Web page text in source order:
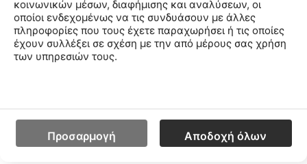
Saucony Originals Ride
Millennium Γυναικεία
Παπούτσια
CODE:
S60891-1-1
Μέγεθος
€9799
Προσθήκη στο Καλάθι
Saucony Originals Ride
Millennium
CODE:
S70812-13-13
€7699
Προσθήκη στο Καλάθι
κοινωνικών μέσων, διαφήμισης και αναλύσεων, οι
οποίοι ενδεχομένως να τις συνδυάσουν με άλλες
πληροφορίες που τους έχετε παραχωρήσει ή τις οποίες
έχουν συλλέξει σε σχέση με την από μέρους σας χρήση
των υπηρεσιών τους.
Προσαρμογή Αποδοχή όλων